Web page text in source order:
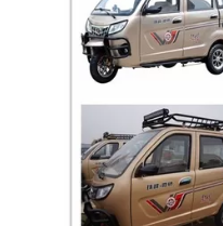
HABERLER
TEKLIF
ISTEĞI